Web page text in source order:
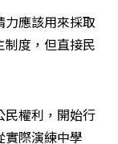
力應該用來採取
度，但直接民
民權利，開始行
實際演練中學